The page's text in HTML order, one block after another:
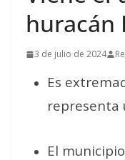
huracán
3 de julio de 2024
Es
representa
El